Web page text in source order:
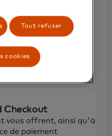
plaisir à vos clients
fluides et sécurisés à
Checkout
vous offrent, ainsi qu'à
de paiement
Tout refuser
cookies